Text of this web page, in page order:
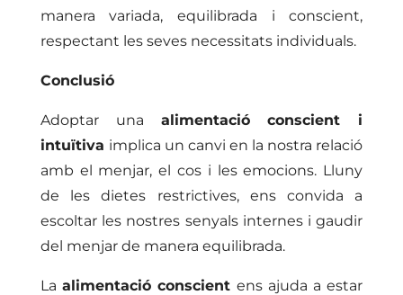
manera variada, equilibrada i conscient,
respectant les seves necessitats individuals.
Conclusió
Adoptar una alimentació conscient i
intuïtiva implica un canvi en la nostra relació
amb el menjar, el cos i les emocions. Lluny
de les dietes restrictives, ens convida a
escoltar les nostres senyals internes i gaudir
del menjar de manera equilibrada.
Laalimentació conscient ens ajuda a estar